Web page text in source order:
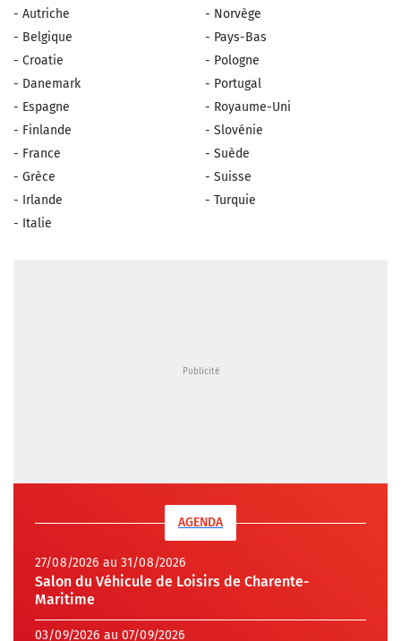
- Autriche
- Belgique
- Croatie
- Danemark
- Espagne
- Finlande
- France
- Grèce
- Irlande
- Italie
- Norvège
- Pays-Bas
- Pologne
- Portugal
- Royaume-Uni
- Slovénie
- Suède
- Suisse
- Turquie
AGENDA
27/08/2026 au 31/08/2026
Salon du Véhicule de Loisirs de Charente-
Maritime
03/09/2026 au 07/09/2026